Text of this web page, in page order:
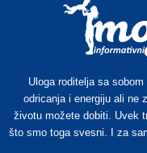
Uloga roditelja sa
odricanja i energiju ali ne
životu možete dobiti. Uvek
što smo toga svesni. I za